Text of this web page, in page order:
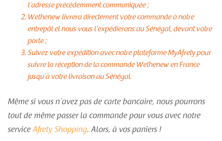
l’adresse précédemment communiquée ;
Wethenew livrera directement votre commande à notre
entrepôt et nous vous l'expédierons au Sénégal, devant votre
porte ;
Suivez votre expédition avec notre plateforme MyAfrety pour
suivre la réception de la commande Wethenew en France
jusqu’à votre livraison au Sénégal.
Même si vous n’avez pas de carte bancaire, nous pourrons
tout de même passer la commande pour vous avec notre
serviceAfrety Shopping. Alors, à vos paniers !